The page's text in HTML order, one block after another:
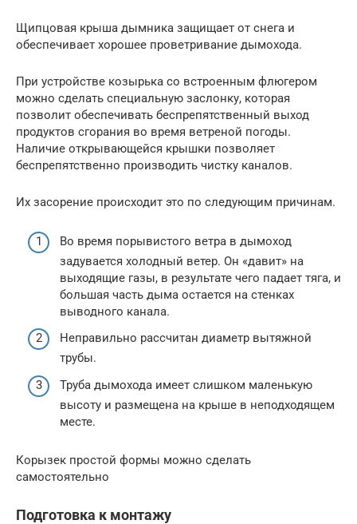
Щипцовая крыша дымника защищает от снега и
обеспечивает хорошее проветривание дымохода.
При устройстве козырька со встроенным флюгером
можно сделать специальную заслонку, которая
позволит обеспечивать беспрепятственный выход
продуктов сгорания во время ветреной погоды.
Наличие открывающейся крышки позволяет
беспрепятственно производить чистку каналов.
Их засорение происходит это по следующим причинам.
Во время порывистого ветра в дымоход
задувается холодный ветер. Он «давит» на
выходящие газы, в результате чего падает тяга, и
большая часть дыма остается на стенках
выводного канала.
Неправильно рассчитан диаметр вытяжной
трубы.
Труба дымохода имеет слишком маленькую
высоту и размещена на крыше в неподходящем
месте.
Корызек простой формы можно сделать
самостоятельно
Подготовка к монтажу